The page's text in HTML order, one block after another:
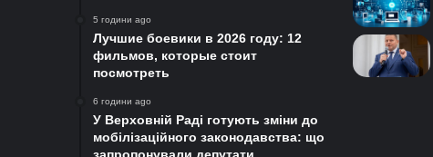
5 години ago
Лучшие боевики в 2026 году: 12
фильмов, которые стоит
посмотреть
6 години ago
У Верховній Раді готують зміни до
мобілізаційного законодавства: що